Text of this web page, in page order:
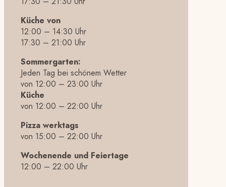
Küche von
12:00 – 14:30 Uhr
17:30 – 21:00 Uhr
Sommergarten:
Jeden Tag bei schönem Wetter
von 12:00 – 23:00 Uhr
Küche
von 12:00 – 22:00 Uhr
Pizza werktags
von 15:00 – 22:00 Uhr
Wochenende und Feiertage
12:00 – 22:00 Uhr